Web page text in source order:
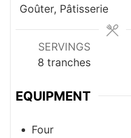
Goûter, Pâtisserie
SERVINGS
8 tranches
EQUIPMENT
Four